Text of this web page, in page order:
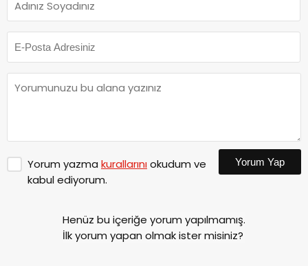
Yorum yazma kurallarınıokudum ve
kabul ediyorum.
Yorum Yap
Henüz bu içeriğe yorum yapılmamış.
İlk yorum yapan olmak ister misiniz?